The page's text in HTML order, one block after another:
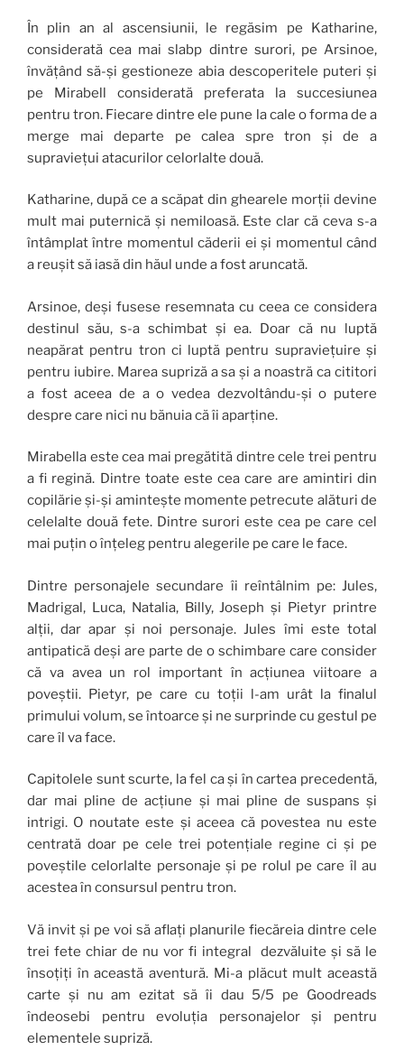
În plin an al ascensiunii, le regăsim pe Katharine,
considerată cea mai slabp dintre surori, pe Arsinoe,
învățând să-și gestioneze abia descoperitele puteri și
pe Mirabell considerată preferata la succesiunea
pentru tron. Fiecare dintre ele pune la cale o forma de a
merge mai departe pe calea spre tron și de a
supraviețui atacurilor celorlalte două.
Katharine, după ce a scăpat din ghearele morții devine
mult mai puternică și nemiloasă. Este clar că ceva s-a
întâmplat între momentul căderii ei și momentul când
a reușit să iasă din hăul unde a fost aruncată.
Arsinoe, deși fusese resemnata cu ceea ce considera
destinul său, s-a schimbat și ea. Doar că nu luptă
neapărat pentru tron ci luptă pentru supraviețuire și
pentru iubire. Marea supriză a sa și a noastră ca cititori
a fost aceea de a o vedea dezvoltându-și o putere
despre care nici nu bănuia că îi aparține.
Mirabella este cea mai pregătită dintre cele trei pentru
a fi regină. Dintre toate este cea care are amintiri din
copilărie și-și amintește momente petrecute alături de
celelalte două fete. Dintre surori este cea pe care cel
mai puțin o înțeleg pentru alegerile pe care le face.
Dintre personajele secundare îi reîntâlnim pe: Jules,
Madrigal, Luca, Natalia, Billy, Joseph și Pietyr printre
alții, dar apar și noi personaje. Jules îmi este total
antipatică deși are parte de o schimbare care consider
că va avea un rol important în acțiunea viitoare a
poveștii. Pietyr, pe care cu toții l-am urât la finalul
primului volum, se întoarce și ne surprinde cu gestul pe
care îl va face.
Capitolele sunt scurte, la fel ca și în cartea precedentă,
dar mai pline de acțiune și mai pline de suspans și
intrigi. O noutate este și aceea că povestea nu este
centrată doar pe cele trei potențiale regine ci și pe
poveștile celorlalte personaje și pe rolul pe care îl au
acestea în consursul pentru tron.
Vă invit și pe voi să aflați planurile fiecăreia dintre cele
trei fete chiar de nu vor fi integral dezvăluite și să le
însoțiți în această aventură. Mi-a plăcut mult această
carte și nu am ezitat să îi dau 5/5 pe Goodreads
îndeosebi pentru evoluția personajelor și pentru
elementele supriză.